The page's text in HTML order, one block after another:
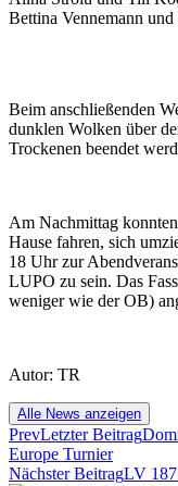
Bettina Vennemann
Beim anschließenden
dunklen Wolken über
Trockenen beendet
Am Nachmittag
Hause fahren, sich
18 Uhr zur
LUPO zu sein. Das
weniger wie der OB)
Autor: TR
Alle News anzeigen
PrevLetzter Beitrag
Europe Turnier
Nächster BeitragLV